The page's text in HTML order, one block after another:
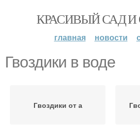
КРАСИВЫЙ САД И
главная новости
Гвоздики в воде
Гвоздики от а